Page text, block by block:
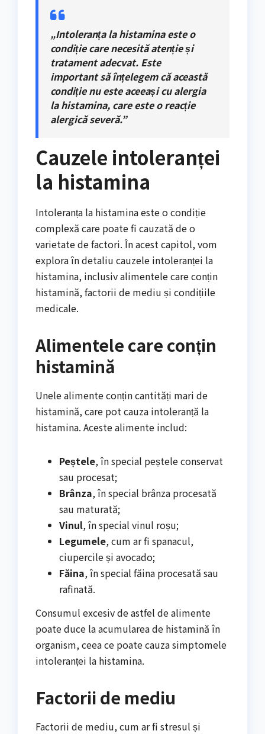
„Intoleranța la histamina este o
condiție care necesită atenție și
tratament adecvat. Este
important să înțelegem că această
condiție nu este aceeași cu alergia
la histamina, care este o reacție
alergică severă.”
Cauzele intoleranței
la histamina
Intoleranța la histamina este o condiție
complexă care poate fi cauzată de o
varietate de factori. În acest capitol, vom
explora în detaliu cauzele intoleranței la
histamina, inclusiv alimentele care conțin
histamină, factorii de mediu și condițiile
medicale.
Alimentele care conțin
histamină
Unele alimente conțin cantități mari de
histamină, care pot cauza intoleranță la
histamina. Aceste alimente includ:
Peștele, în special peștele conservat
sau procesat;
Brânza, în special brânza procesată
sau maturată;
Vinul, în special vinul roșu;
Legumele, cum ar fi spanacul,
ciupercile și avocado;
Făina, în special făina procesată sau
rafinată.
Consumul excesiv de astfel de alimente
poate duce la acumularea de histamină în
organism, ceea ce poate cauza simptomele
intoleranței la histamina.
Factorii de mediu
Factorii de mediu, cum ar fi stresul și